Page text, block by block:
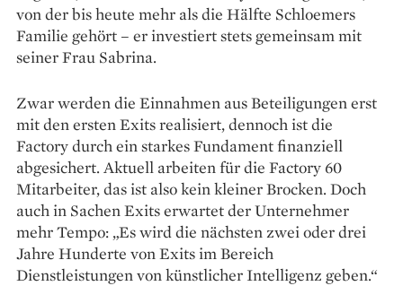
von der bis heute mehr als die Hälfte Schloemers
Familie gehört – er investiert stets gemeinsam mit
seiner Frau Sabrina.
Zwar werden die Einnahmen aus Beteiligungen erst
mit den ersten Exits realisiert, dennoch ist die
Factory durch ein starkes Fundament finanziell
abgesichert. Aktuell arbeiten für die Factory 60
Mitarbeiter, das ist also kein kleiner Brocken. Doch
auch in Sachen Exits erwartet der Unternehmer
mehr Tempo: „Es wird die nächsten zwei oder drei
Jahre Hunderte von Exits im Bereich
Dienstleistungen von künstlicher Intelligenz geben.“